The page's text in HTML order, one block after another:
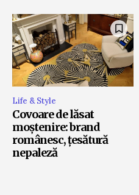
Life & Style
Covoare de lăsat
moștenire: brand
românesc, țesătură
nepaleză